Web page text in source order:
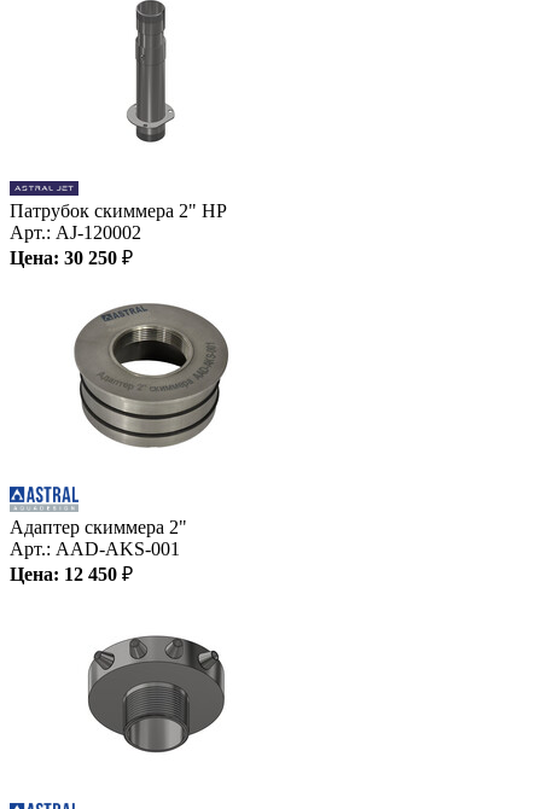
Патрубок скиммера 2" НР
Арт.: AJ-120002
Цена: 30 250 ₽
Адаптер скиммера 2"
Арт.: AAD-AKS-001
Цена: 12 450 ₽